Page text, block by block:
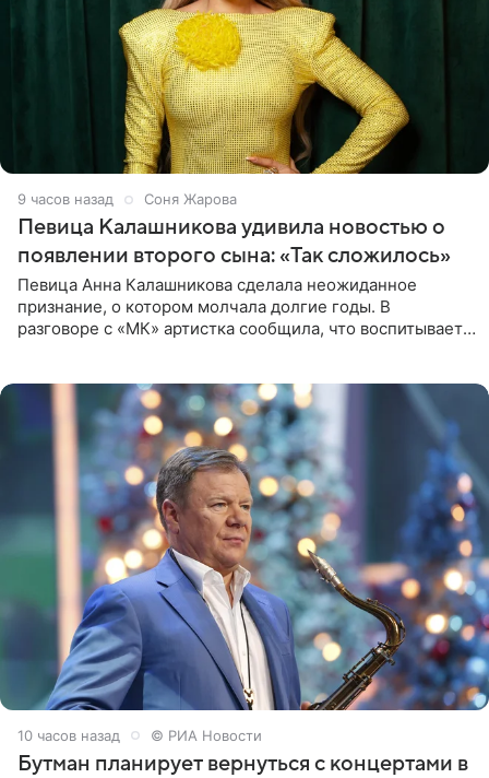
9 часов назад Соня Жарова
Певица Калашникова удивила новостью о
появлении второго сына: «Так сложилось»
Певица Анна Калашникова сделала неожиданное
признание, о котором молчала долгие годы. В
разговоре с «МК» артистка сообщила, что воспитывает
10 часов назад © РИА Новости
Бутман планирует вернуться с концертами в